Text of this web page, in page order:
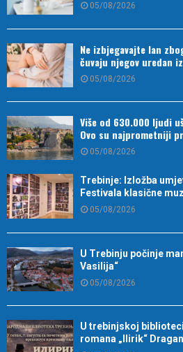
05/08/2026
Ne izbjegavajte lan
čuvaju njegov uredan
05/08/2026
Više od 630.000 ljudi
Ovo su najprometniji
05/08/2026
Trebinje: Izložba
Festivala klasične
05/08/2026
U Trebinju počinje
Vasilija“
05/08/2026
U trebinjskoj
romana „Ilirik“